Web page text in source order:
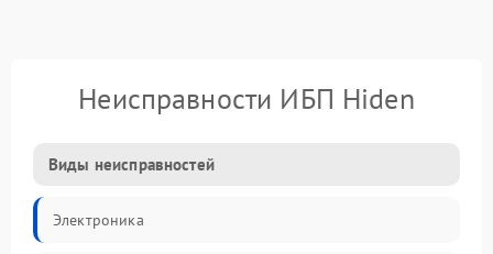
Неисправности ИБП Hiden
Виды неисправностей
Электроника